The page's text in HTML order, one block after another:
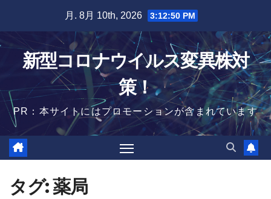
content
月. 8月 10th, 2026 3:12:50 PM
新型コロナウイルス変異株対
策！
PR：本サイトにはプロモーションが含まれています
タグ:薬局